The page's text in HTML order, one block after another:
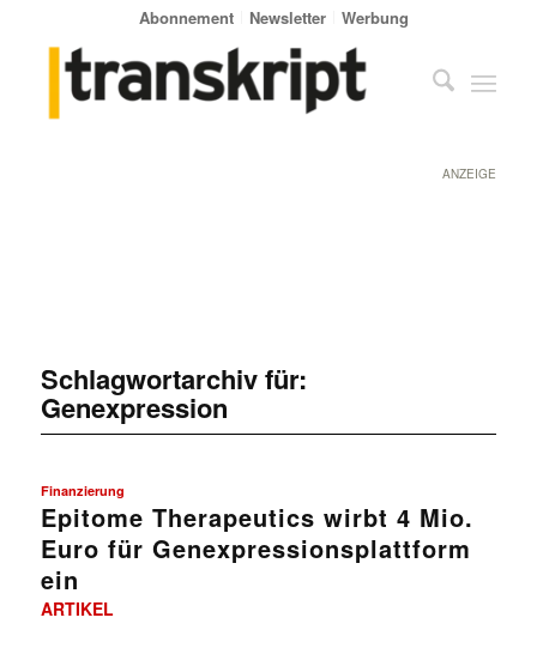
Abonnement Newsletter Werbung
ANZEIGE
Schlagwortarchiv für:
Genexpression
Finanzierung
Epitome Therapeutics wirbt 4 Mio.
Euro für Genexpressionsplattform
ein
ARTIKEL